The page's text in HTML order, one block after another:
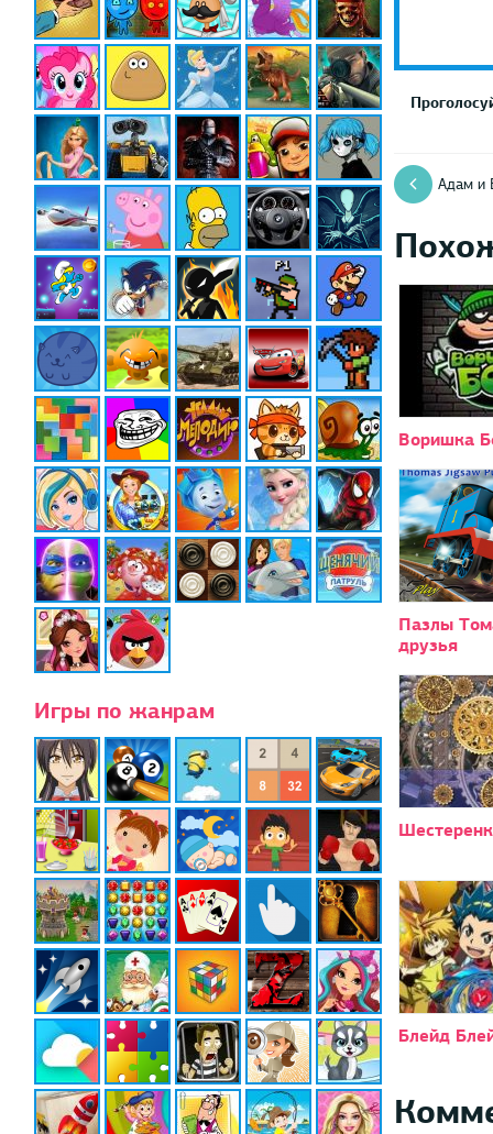
Игры по жанрам
Адам и
Воришка
Пазлы
друзья
Блейд